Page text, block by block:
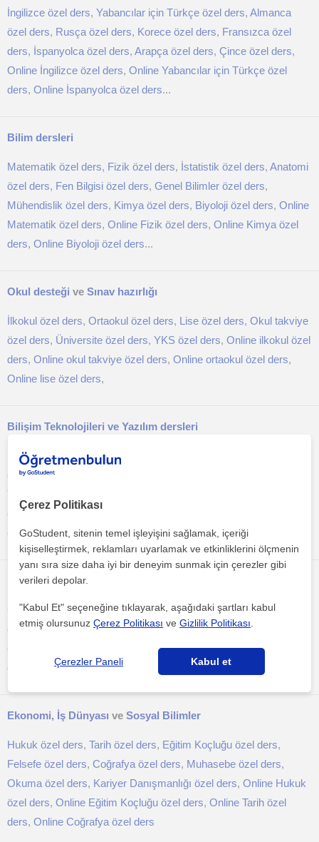
İngilizce özel ders, Yabancılar için Türkçe özel ders, Almanca
özel ders, Rusça özel ders, Korece özel ders, Fransızca özel
ders, İspanyolca özel ders, Arapça özel ders, Çince özel ders,
Online İngilizce özel ders, Online Yabancılar için Türkçe özel
ders, Online İspanyolca özel ders...
Bilim dersleri
Matematik özel ders, Fizik özel ders, İstatistik özel ders, Anatomi
özel ders, Fen Bilgisi özel ders, Genel Bilimler özel ders,
Mühendislik özel ders, Kimya özel ders, Biyoloji özel ders, Online
Matematik özel ders, Online Fizik özel ders, Online Kimya özel
ders, Online Biyoloji özel ders...
Okul desteği ve Sınav hazırlığı
İlkokul özel ders, Ortaokul özel ders, Lise özel ders, Okul takviye
özel ders, Üniversite özel ders, YKS özel ders, Online ilkokul özel
ders, Online okul takviye özel ders, Online ortaokul özel ders,
Online lise özel ders,
Bilişim Teknolojileri ve Yazılım dersleri
Bilgisayar bilimi özel ders
ders,Grafik Tasarım özel ders
Tasarım özel ders
özel ders
özel ders
Müzik,Sanatve
Gitar özel ders,Resim özel ders,Piyano özel ders,Yoga özel
ders,Çizim özel ders,Satranç özel ders,Kişisel antrenör
Bateri özel ders,Online Resim özel
ders
Online Gitar özel ders Online Müzik özel ders
Ekonomi, İş Dünyası ve Sosyal Bilimler
Hukuk özel ders, Tarih özel ders, Eğitim Koçluğu özel ders,
Felsefe özel ders, Coğrafya özel ders, Muhasebe özel ders,
Okuma özel ders, Kariyer Danışmanlığı özel ders, Online Hukuk
özel ders, Online Eğitim Koçluğu özel ders, Online Tarih özel
ders, Online Coğrafya özel ders
Çerez Politikası
GoStudent, sitenin temel işleyişini sağlamak, içeriği
kişiselleştirmek, reklamları uyarlamak ve etkinliklerini ölçmenin
yanı sıra size daha iyi bir deneyim sunmak için çerezler gibi
verileri depolar.
"Kabul Et" seçeneğine tıklayarak, aşağıdaki şartları kabul
etmiş olursunuzÇerez Politikası veGizlilik Politikası
Çerezler Paneli Kabul et